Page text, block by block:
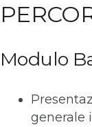
Modulo
generale